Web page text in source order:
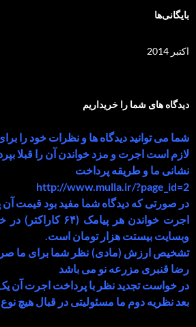
بایگانی‌ها
اکتبر 2014
دیدگاه های شما را خریداریم
شما می توانید دیدگاه ها و نظرات خود را
لازم است اجرت و مزد خواندن آن را قبلا
نشانی ما و طریقه پرداخت
http://www.mulla.ir/?page_id=2
در صورتی که دیدگاه شما مفید بود قیمت
اجرت خواندن هر
وبسایت بیستت هزار تومان است.
تشخیص ارزش (مادی) نظر شما برای ما
رضا قنبری مزرعه نو می باشد
در خواست تجدید نظر با پرداخت اجرت آن
بعد نظریه دوم ما مسئولیتی در قبال هیچ